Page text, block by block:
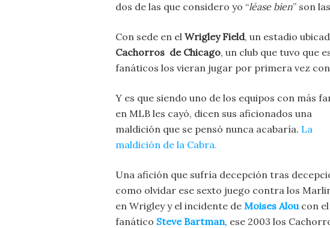
dos de las que considero yo “léase bien” son
Con sede en el Wrigley Field, un estadio
Cachorros de Chicago, un club que tuvo que
fanáticos los vieran jugar por primera vez
Y es que siendo uno de los equipos con más
en MLB les cayó, dicen sus aficionados una
maldición que se pensó nunca acabaría. La
maldición de la Cabra.
Una afición que sufría decepción tras
como olvidar ese sexto juego contra los
en Wrigley y el incidente de Moises Aloucon el
fanático Steve Bartman, ese 2003 los